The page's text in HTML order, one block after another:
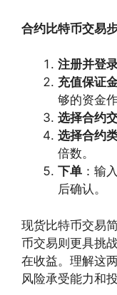
合约比特币交易
注册并登
充值保证
够的资金
选择合约
选择合约
倍数。
下单 ：输
后确认。
现货比特币交易
币交易则更具挑
在收益。理解这
风险承受能力和